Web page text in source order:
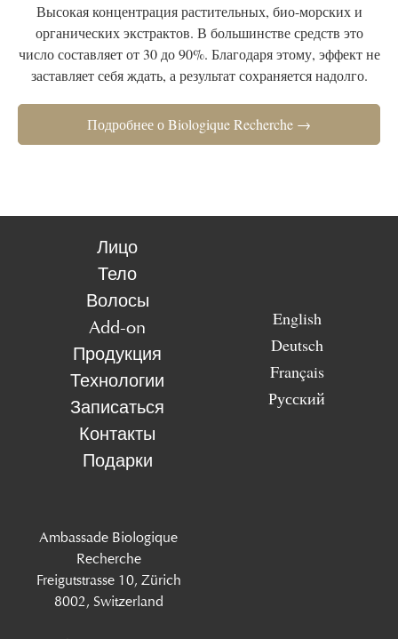
Высокая концентрация растительных, био-морских и
органических экстрактов. В большинстве средств это
число составляет от 30 до 90%. Благодаря этому, эффект не
заставляет себя ждать, а результат сохраняется надолго.
Подробнее о Biologique Recherche →
Лицо
Тело
Волосы
Add-on
Продукция
Технологии
Записаться
Контакты
Подарки
English
Deutsch
Français
Русский
Ambassade Biologique
Recherche
Freigutstrasse 10, Zürich
8002, Switzerland